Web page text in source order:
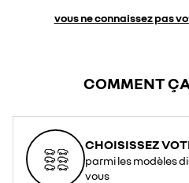
vous ne connaissez pas
COMMENT
CHOISISSEZ
parmi les modèles
vous